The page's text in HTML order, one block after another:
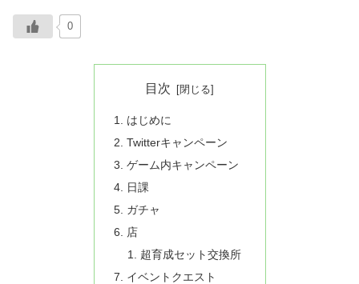
0
目次
はじめに
Twitterキャンペーン
ゲーム内キャンペーン
日課
ガチャ
店
超育成セット交換所
イベントクエスト